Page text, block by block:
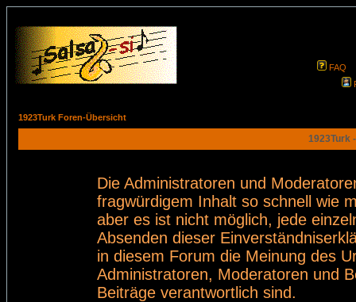
FAQ
1923Turk Foren-Übersicht
1923Turk
Die Administratoren und
fragwürdigem Inhalt so schnell wie
aber es ist nicht möglich, jede
Absenden dieser
in diesem Forum die Meinung des
Administratoren, Moderatoren und
Beiträge verantwortlich sind.